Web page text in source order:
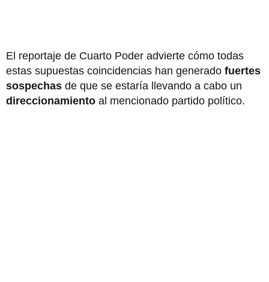
El reportaje de Cuarto Poder advierte cómo todas
estas supuestas coincidencias han generado fuertes
sospechas de que se estaría llevando a cabo un
direccionamiento al mencionado partido político.